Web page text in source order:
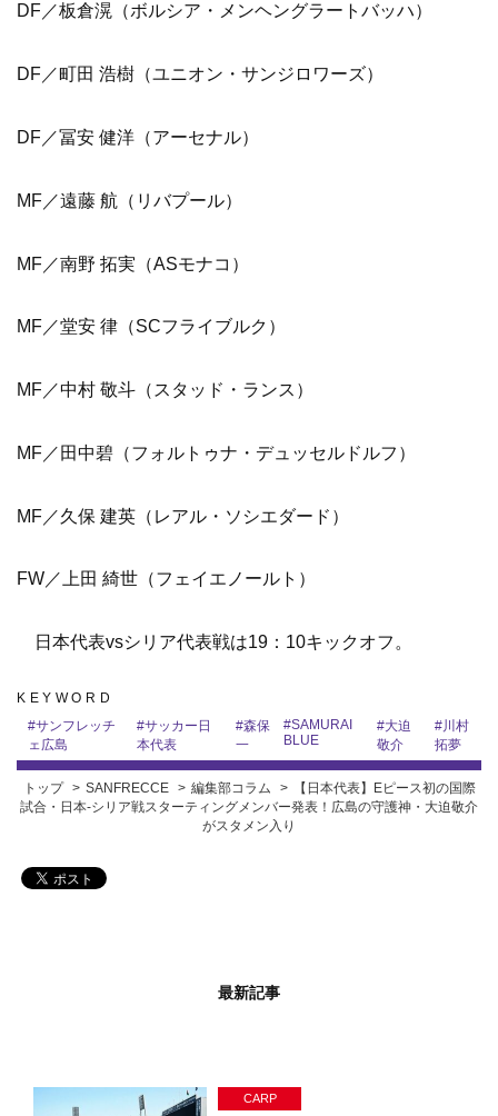
DF／板倉滉（ボルシア・メンヘングラートバッハ）
DF／町田 浩樹（ユニオン・サンジロワーズ）
DF／冨安 健洋（アーセナル）
MF／遠藤 航（リバプール）
MF／南野 拓実（ASモナコ）
MF／堂安 律（SCフライブルク）
MF／中村 敬斗（スタッド・ランス）
MF／田中碧（フォルトゥナ・デュッセルドルフ）
MF／久保 建英（レアル・ソシエダード）
FW／上田 綺世（フェイエノールト）
日本代表vsシリア代表戦は19：10キックオフ。
KEYWORD
#サンフレッチ
ェ広島
#サッカー日
本代表
#森保
一
#SAMURAI
BLUE
#大迫
敬介
#川村
拓夢
トップ SANFRECCE 編集部コラム
【日本代表】Eピース初の国際
試合・日本-シリア戦スターティングメンバー発表！広島の守護神・大迫敬介
がスタメン入り
最新記事
CARP